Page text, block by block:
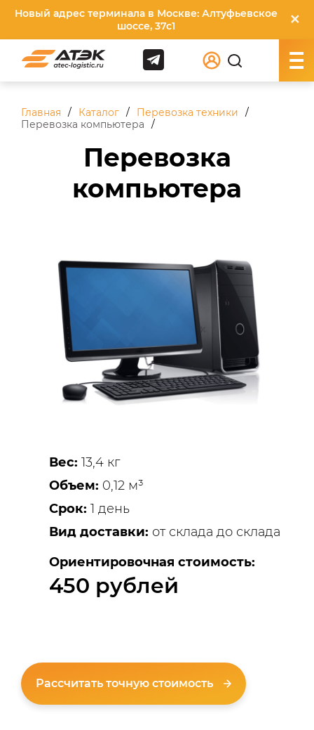
Новый адрес терминала в Москве: Алтуфьевское
шоссе, 37с1
✕
Главная Каталог
Перевозка техники
Перевозка компьютера
Перевозка
компьютера
Вес: 13,4 кг
Объем: 0,12 м³
Срок: 1 день
Вид доставки: от склада до склада
Ориентировочная стоимость:
450 рублей
Рассчитать точную стоимость